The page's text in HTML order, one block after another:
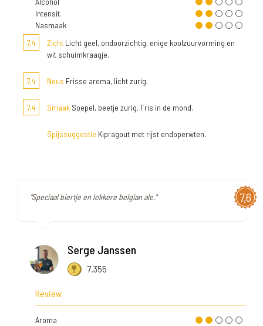
Intensit.
Nasmaak
7,4
Zicht Licht geel, ondoorzichtig, enige koolzuurvorming en
wit schuimkraagje.
7,4 Neus Frisse aroma, licht zurig.
7,4 Smaak Soepel, beetje zurig. Fris in de mond.
Spijssuggestie Kipragout met rijst endoperwten.
7,6
"Speciaal biertje en lekkere belgian ale."
Serge Janssen
7.355
Review
Aroma